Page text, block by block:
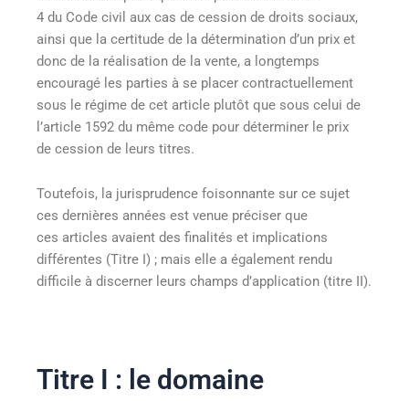
4 du Code civil aux cas de cession de droits sociaux,
ainsi que la certitude de la détermination d’un prix et
donc de la réalisation de la vente, a longtemps
encouragé les parties à se placer contractuellement
sous le régime de cet article plutôt que sous celui de
l’article 1592 du même code pour déterminer le prix
de cession de leurs titres.
Toutefois, la jurisprudence foisonnante sur ce sujet
ces dernières années est venue préciser que
ces articles avaient des finalités et implications
différentes (Titre I) ; mais elle a également rendu
difficile à discerner leurs champs d’application (titre II).
Titre I : le domaine